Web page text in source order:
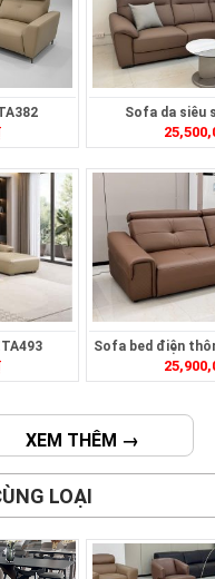
Sofa da siêu
Sofa bed điện
XEM THÊM →
LOẠI